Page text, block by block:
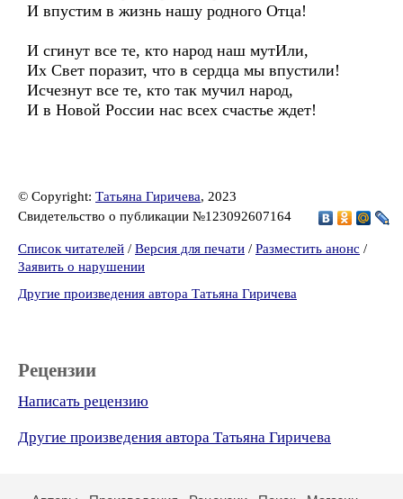
И впустим в жизнь нашу родного Отца!
И сгинут все те, кто народ наш мутИли,
Их Свет поразит, что в сердца мы впустили!
Исчезнут все те, кто так мучил народ,
И в Новой России нас всех счастье ждет!
© Copyright: Татьяна Гиричева, 2023
Свидетельство о публикации №123092607164
Список читателей / Версия для печати / Разместить анонс /
Заявить о нарушении
Другие произведения автора Татьяна Гиричева
Рецензии
Написать рецензию
Другие произведения автора Татьяна Гиричева